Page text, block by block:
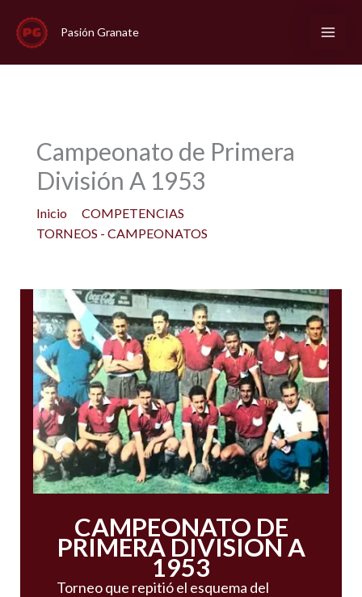
contenido
Pasión Granate
Campeonato de Primera
División A 1953
Inicio
COMPETENCIAS
TORNEOS - CAMPEONATOS
CAMPEONATO DE
PRIMERA DIVISION A
1953
Torneo que repitió el esquema del